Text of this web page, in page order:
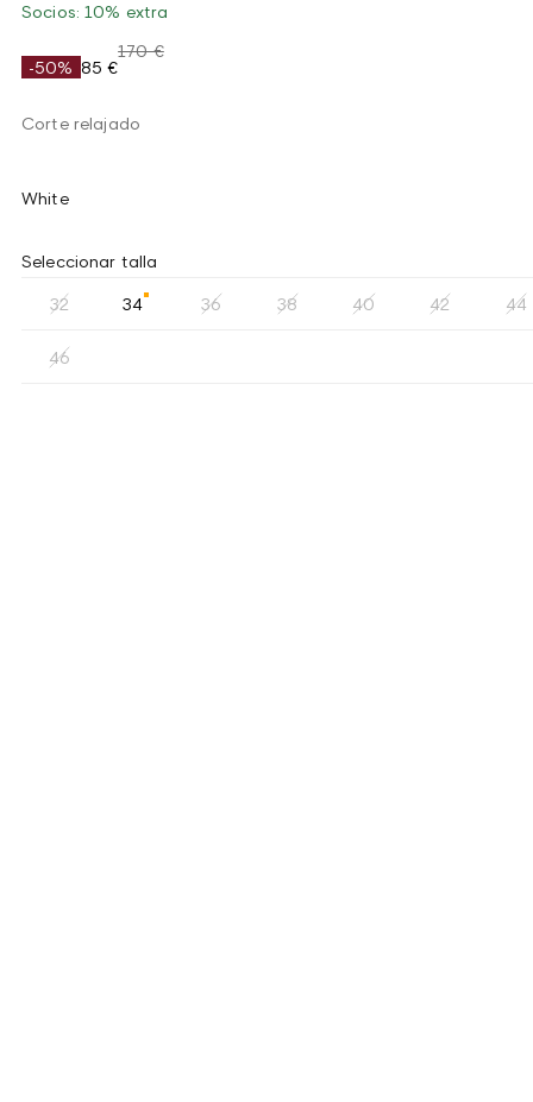
Socios: 10% extra
-50% 85 €
170 €
Corte relajado
White
Seleccionar talla
32 34 36 38 40 42 44
46